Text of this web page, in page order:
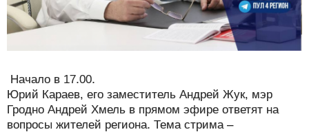
Начало в 17.00.
Юрий Караев, его заместитель Андрей Жук, мэр
Гродно Андрей Хмель в прямом эфире ответят на
вопросы жителей региона. Тема стрима –